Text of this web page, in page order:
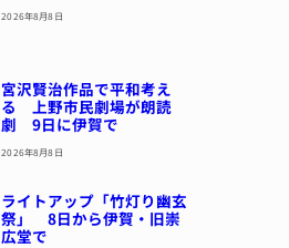
2026年8月8日
宮沢賢治作品で平和考え
る 上野市民劇場が朗読
劇 9日に伊賀で
2026年8月8日
ライトアップ「竹灯り幽玄
祭」 8日から伊賀・旧崇
広堂で